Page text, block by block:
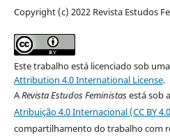
Copyright (c) 2022 Revista Estudos
Este trabalho está licenciado sob
Attribution 4.0 International License.
ARevista Estudos Feministasestá sob
Atribuição 4.0 Internacional (CC BY
compartilhamento do trabalho com